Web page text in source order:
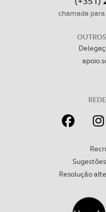
chamada
Resolução